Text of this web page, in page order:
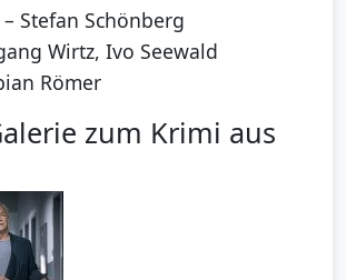
Stefan Schönberg
Wirtz, Ivo Seewald
Römer
zum Krimi aus